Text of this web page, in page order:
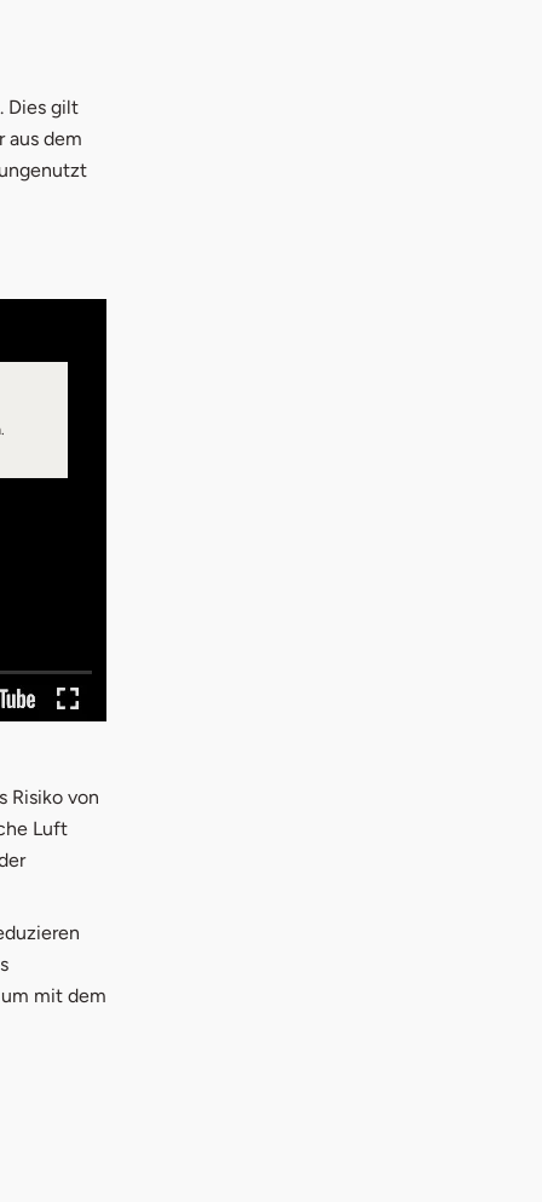
Dies gilt
aus dem
Risiko von
Luft
mit dem